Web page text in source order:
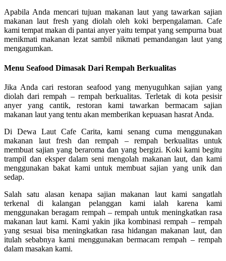
Apabila Anda mencari tujuan makanan laut yang tawarkan sajian
makanan laut fresh yang diolah oleh koki berpengalaman. Cafe
kami tempat makan di pantai anyer yaitu tempat yang sempurna buat
menikmati makanan lezat sambil nikmati pemandangan laut yang
mengagumkan.
Menu Seafood Dimasak Dari Rempah Berkualitas
Jika Anda cari restoran seafood yang menyuguhkan sajian yang
diolah dari rempah – rempah berkualitas. Terletak di kota pesisir
anyer yang cantik, restoran kami tawarkan bermacam sajian
makanan laut yang tentu akan memberikan kepuasan hasrat Anda.
Di Dewa Laut Cafe Carita, kami senang cuma menggunakan
makanan laut fresh dan rempah – rempah berkualitas untuk
membuat sajian yang beraroma dan yang bergizi. Koki kami begitu
trampil dan eksper dalam seni mengolah makanan laut, dan kami
menggunakan bakat kami untuk membuat sajian yang unik dan
sedap.
Salah satu alasan kenapa sajian makanan laut kami sangatlah
terkenal di kalangan pelanggan kami ialah karena kami
menggunakan beragam rempah – rempah untuk meningkatkan rasa
makanan laut kami. Kami yakin jika kombinasi rempah – rempah
yang sesuai bisa meningkatkan rasa hidangan makanan laut, dan
itulah sebabnya kami menggunakan bermacam rempah – rempah
dalam masakan kami.